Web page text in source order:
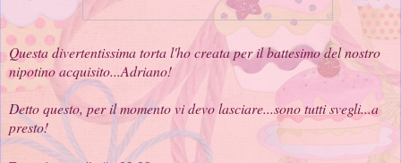
Questa divertentissima torta l'ho creata per il battesimo del nostro
nipotino acquisito...Adriano!
Detto questo, per il momento vi devo lasciare...sono tutti svegli...a
presto!